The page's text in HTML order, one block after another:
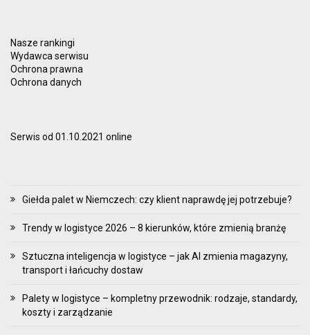
Nasze rankingi
Wydawca serwisu
Ochrona prawna
Ochrona danych
Serwis od 01.10.2021 online
Giełda palet w Niemczech: czy klient naprawdę jej potrzebuje?
Trendy w logistyce 2026 – 8 kierunków, które zmienią branżę
Sztuczna inteligencja w logistyce – jak AI zmienia magazyny,
transport i łańcuchy dostaw
Palety w logistyce – kompletny przewodnik: rodzaje, standardy,
koszty i zarządzanie